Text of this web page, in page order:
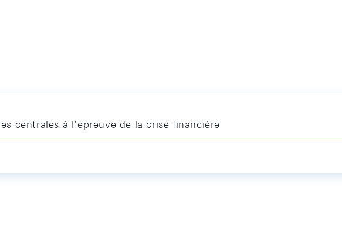
centrales à l’épreuve de la crise financière